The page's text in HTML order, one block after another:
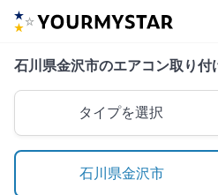
石川県金沢市のエアコン取り付
タイプを選択
石川県金沢市